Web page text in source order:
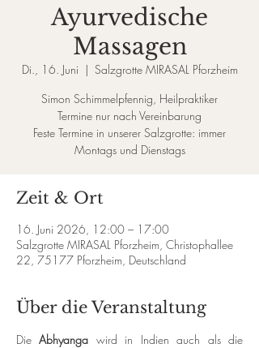
Ayurvedische
Massagen
Di., 16. Juni
  |
Salzgrotte MIRASAL Pforzheim
Simon Schimmelpfennig, Heilpraktiker
Termine nur nach Vereinbarung
Feste Termine in unserer Salzgrotte: immer
Montags und Dienstags
Zeit & Ort
16. Juni 2026, 12:00 – 17:00
Salzgrotte MIRASAL Pforzheim, Christophallee
22, 75177 Pforzheim, Deutschland
Über die Veranstaltung
Die Abhyanga wird in Indien auch als die